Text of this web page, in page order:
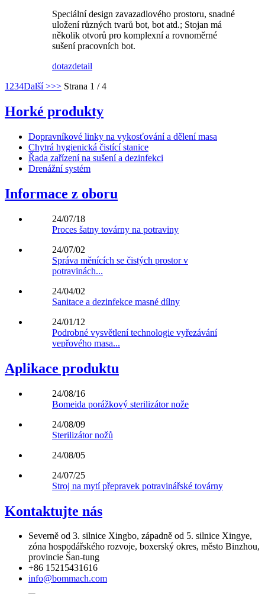
Speciální design zavazadlového prostoru, snadné
uložení různých tvarů bot, bot atd.; Stojan má
několik otvorů pro komplexní a rovnoměrné
sušení pracovních bot.
dotazdetail
1 234Další >>> Strana 1 / 4
Horké produkty
Dopravníkové linky na vykosťování a dělení masa
Chytrá hygienická čistící stanice
Řada zařízení na sušení a dezinfekci
Drenážní systém
Informace z oboru
24/07/18
Proces šatny továrny na potraviny
24/07/02
Správa měnících se čistých prostor v
potravinách...
24/04/02
Sanitace a dezinfekce masné dílny
24/01/12
Podrobné vysvětlení technologie vyřezávání
vepřového masa...
Aplikace produktu
24/08/16
Bomeida porážkový sterilizátor nože
24/08/09
Sterilizátor nožů
24/08/05
24/07/25
Stroj na mytí přepravek potravinářské továrny
Kontaktujte nás
Severně od 3. silnice Xingbo, západně od 5. silnice Xingye,
zóna hospodářského rozvoje, boxerský okres, město Binzhou,
provincie Šan-tung
+86 15215431616
info@bommach.com